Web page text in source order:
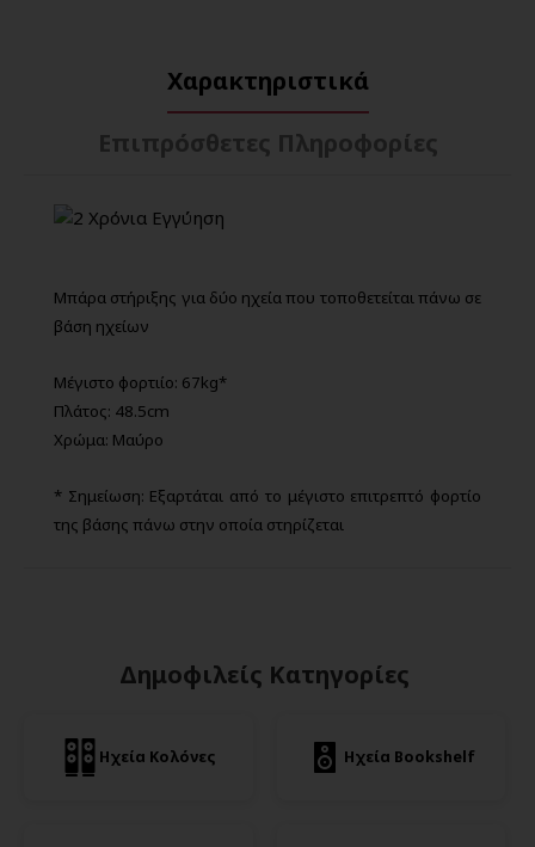
Χαρακτηριστικά
Επιπρόσθετες Πληροφορίες
Μπάρα στήριξης για δύο ηχεία που τοποθετείται πάνω σε
βάση ηχείων
Μέγιστο φορτιίο: 67kg*
Πλάτος: 48.5cm
Χρώμα: Μαύρο
* Σημείωση: Εξαρτάται από το μέγιστο επιτρεπτό φορτίο
της βάσης πάνω στην οποία στηρίζεται
Δημοφιλείς Κατηγορίες
Ηχεία Κολόνες Ηχεία Bookshelf